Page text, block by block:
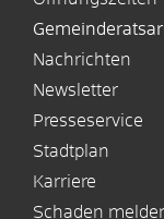
Nachrichten
Newsletter
Presseservice
Stadtplan
Karriere
Schaden